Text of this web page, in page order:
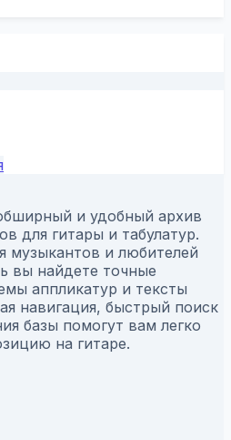
и удобный архив
для гитары и табулатур.
музыкантов и любителей
вы найдете точные
аппликатур и тексты
навигация, быстрый поиск
базы помогут вам легко
на гитаре.